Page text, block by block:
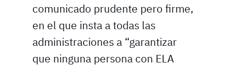
comunicado prudente pero firme,
en el que insta a todas las
administraciones a “garantizar
que ninguna persona con ELA